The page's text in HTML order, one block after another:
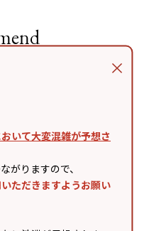
いて大変混雑が予想さ
がりますので、
ただきますようお願い